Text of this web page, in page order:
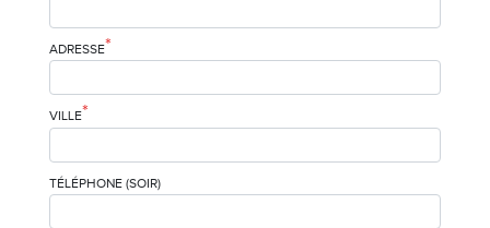
ADRESSE*
VILLE*
TÉLÉPHONE (SOIR)